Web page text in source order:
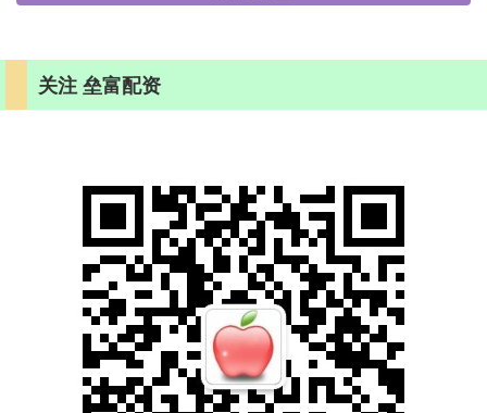
关注 垒富配资